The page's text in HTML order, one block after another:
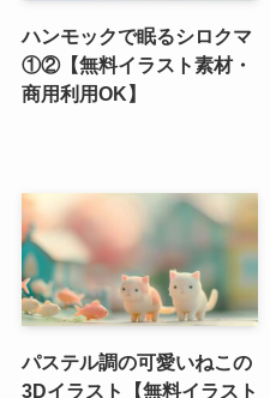
ハンモックで眠るシロクマ
①②【無料イラスト素材・
商用利用OK】
パステル調の可愛いねこの
3Dイラスト【無料イラスト